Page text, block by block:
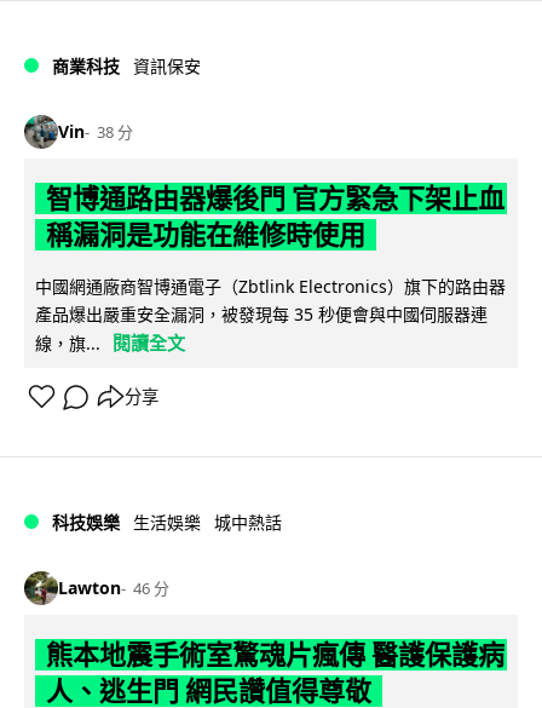
商業科技 資訊保安
Vin 38 分
智博通路由器爆後門 官方緊急下架止血
稱漏洞是功能在維修時使用
中國網通廠商智博通電子（Zbtlink Electronics）旗下的路由器
產品爆出嚴重安全漏洞，被發現每 35 秒便會與中國伺服器連
線，旗...
閱讀全文
分享
科技娛樂 生活娛樂 城中熱話
Lawton 46 分
熊本地震手術室驚魂片瘋傳 醫護保護病
人、逃生門 網民讚值得尊敬